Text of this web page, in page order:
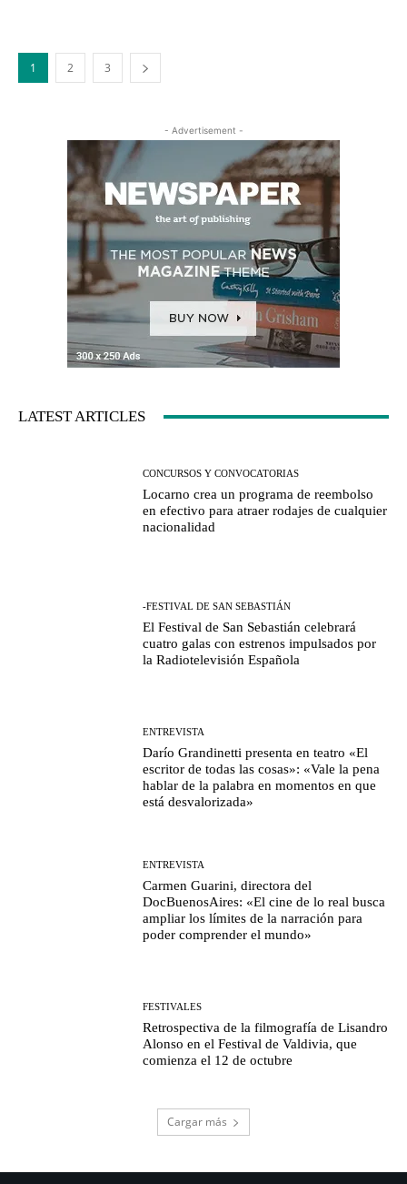
1 2 3
- Advertisement -
LATEST ARTICLES
CONCURSOS Y CONVOCATORIAS
Locarno crea un programa de reembolso
en efectivo para atraer rodajes de cualquier
nacionalidad
-FESTIVAL DE SAN SEBASTIÁN
El Festival de San Sebastián celebrará
cuatro galas con estrenos impulsados por
la Radiotelevisión Española
ENTREVISTA
Darío Grandinetti presenta en teatro «El
escritor de todas las cosas»: «Vale la pena
hablar de la palabra en momentos en que
está desvalorizada»
ENTREVISTA
Carmen Guarini, directora del
DocBuenosAires: «El cine de lo real busca
ampliar los límites de la narración para
poder comprender el mundo»
FESTIVALES
Retrospectiva de la filmografía de Lisandro
Alonso en el Festival de Valdivia, que
comienza el 12 de octubre
Cargar más